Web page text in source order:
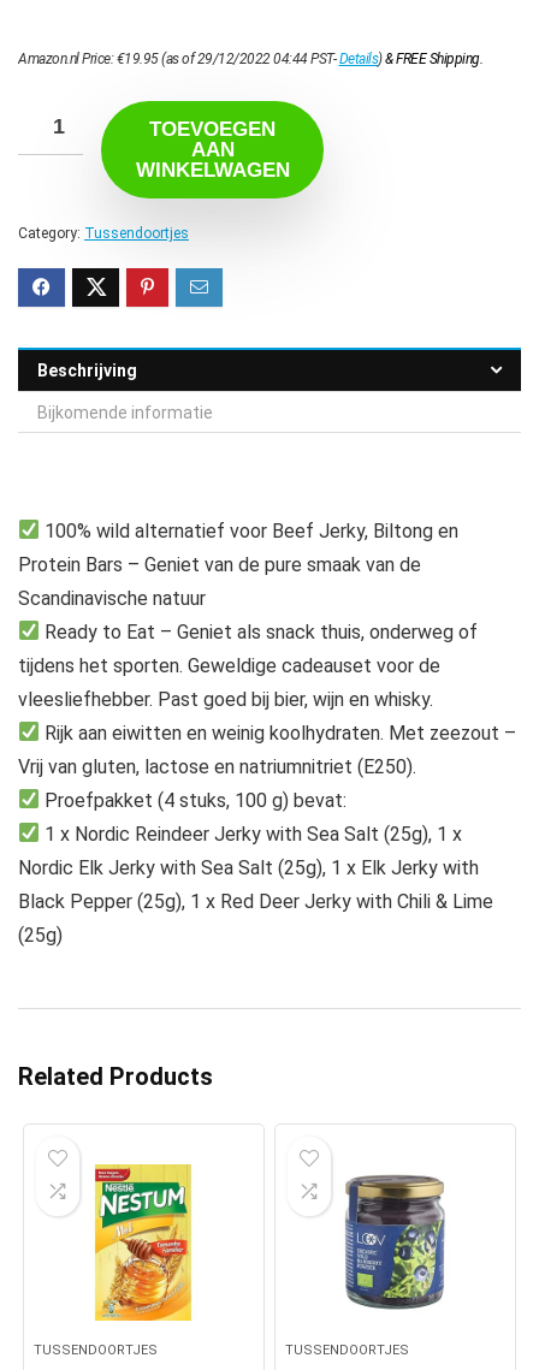
Amazon.nl Price:€19.95(as of 29/12/2022 04:44 PST-Details)&FREE Shipping.
TOEVOEGEN
AAN
WINKELWAGEN
Category: Tussendoortjes
Beschrijving
Bijkomende informatie
100% wild alternatief voor Beef Jerky, Biltong en
Protein Bars – Geniet van de pure smaak van de
Scandinavische natuur
Ready to Eat – Geniet als snack thuis, onderweg of
tijdens het sporten. Geweldige cadeauset voor de
vleesliefhebber. Past goed bij bier, wijn en whisky.
Rijk aan eiwitten en weinig koolhydraten. Met zeezout –
Vrij van gluten, lactose en natriumnitriet (E250).
Proefpakket (4 stuks, 100 g) bevat:
1 x Nordic Reindeer Jerky with Sea Salt (25g), 1 x
Nordic Elk Jerky with Sea Salt (25g), 1 x Elk Jerky with
Black Pepper (25g), 1 x Red Deer Jerky with Chili & Lime
(25g)
Related Products
TUSSENDOORTJES TUSSENDOORTJES